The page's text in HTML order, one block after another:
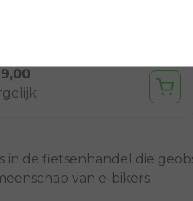
in de fietsenhandel die
van e-bikers.